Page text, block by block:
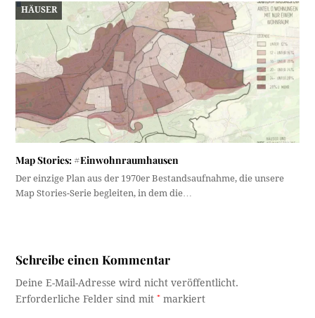
HÄUSER
Map Stories: #Einwohnraumhausen
Der einzige Plan aus der 1970er Bestandsaufnahme, die unsere
Map Stories-Serie begleiten, in dem die…
Schreibe einen Kommentar
Deine E-Mail-Adresse wird nicht veröffentlicht.
Erforderliche Felder sind mit* markiert